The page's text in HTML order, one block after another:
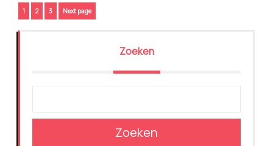
Berichtnavigatie
Page
1 Page
2 Page
3 Next page
Zoeken
Zoeken